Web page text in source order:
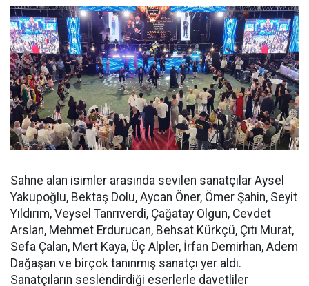
Sahne alan isimler arasında sevilen sanatçılar Aysel
Yakupoğlu, Bektaş Dolu, Aycan Öner, Ömer Şahin, Seyit
Yıldırım, Veysel Tanrıverdi, Çağatay Olgun, Cevdet
Arslan, Mehmet Erdurucan, Behsat Kürkçü, Çıtı Murat,
Sefa Çalan, Mert Kaya, Üç Alpler, İrfan Demirhan, Adem
Dağaşan ve birçok tanınmış sanatçı yer aldı.
Sanatçıların seslendirdiği eserlerle davetliler